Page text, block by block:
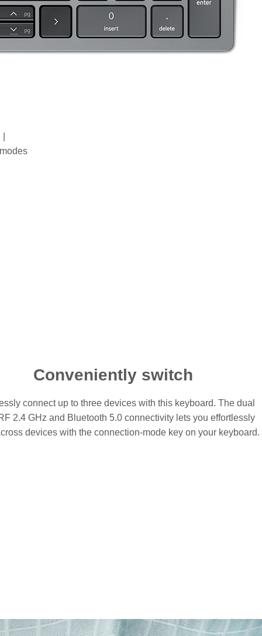
Conveniently switch
connect up to three devices with this keyboard. The dual
2.4 GHz and Bluetooth 5.0 connectivity lets you effortlessly
devices with the connection-mode key on your keyboard.